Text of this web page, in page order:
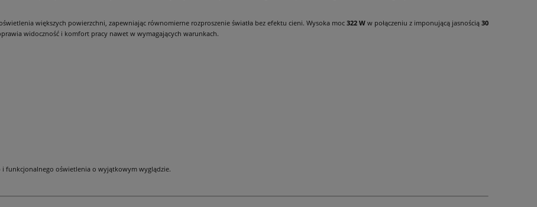
większych powierzchni, zapewniając równomierne rozproszenie światła bez efektu cieni. Wysoka moc 322 W w połączeniu z imponującą jasnością 30
widoczność i komfort pracy nawet w wymagających warunkach.
funkcjonalnego oświetlenia o wyjątkowym wyglądzie.